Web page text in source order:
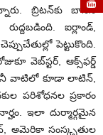
బ్రిటన్‌కు బానిస
ఐర్లాండ్,
పెట్టుకొంది.
వెబ్‌స్టర్, ఆక్స్‌ఫర్డ్
వాటిలో కూడా లాటిన్,
పరిశోధనల ప్రకారం
ఇలా దుర్మార్గమైన
అమెరికా సంస్కృతుల